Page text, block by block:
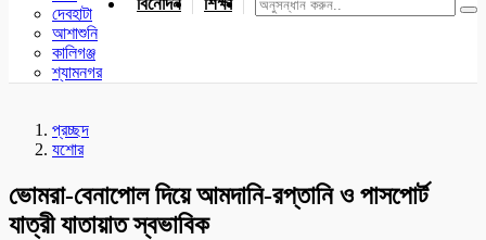
দেবহাটা
আশাশুনি
কালিগঞ্জ
শ্যামনগর
প্রচ্ছদ
যশোর
ভোমরা-বেনাপোল দিয়ে আমদানি-রপ্তানি ও পাসপোর্ট
যাত্রী যাতায়াত স্বভাবিক